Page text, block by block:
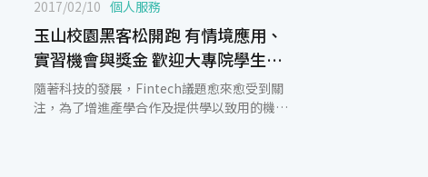
2017/02/10 個人服務
玉山校園黑客松開跑 有情境應用、
實習機會與獎金 歡迎大專院學生前
來挑戰
隨著科技的發展，Fintech議題愈來愈受到關
注，為了增進產學合作及提供學以致用的機